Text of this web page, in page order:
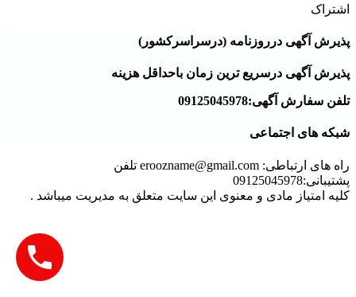
اشتراک
پذیرش آگهی درروزنامه (درسراسرکشور)
پذیرش آگهی درسریع ترین زمان باحداقل هزینه
تلفن سفارش آگهی:09125045978
شبکه های اجتماعی
راه های ارتباطی: eroozname@gmail.com تلفن
پشتیبانی:09125045978
کلیه امتیاز مادی و معنوی این سایت متعلق به مدیریت میباشد .